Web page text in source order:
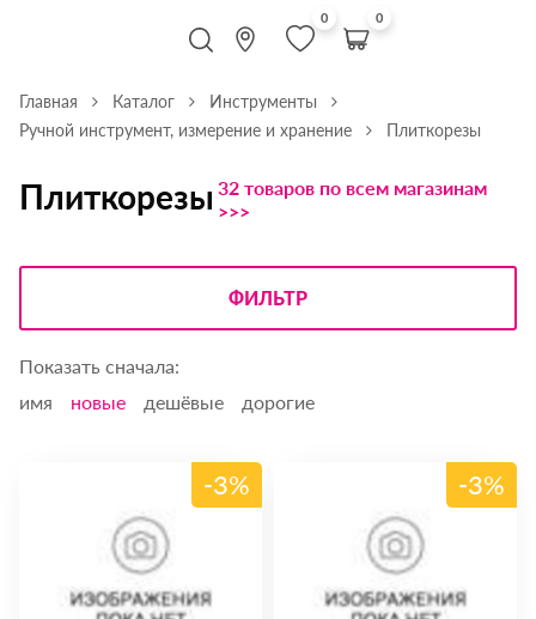
0 0
Главная Каталог
Инструменты
Ручной инструмент, измерение и хранение
Плиткорезы
Плиткорезы 32 товаров по всем магазинам
>>>
ФИЛЬТР
Показать сначала:
имя
новые дешёвые дорогие
-3% -3%